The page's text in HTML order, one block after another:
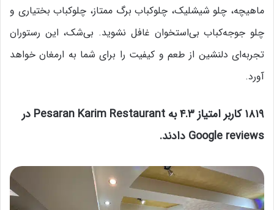
ماهیچه، چلو شیشلیک، چلوکباب برگ ممتاز، چلوکباب بختیاری و
چلو جوجه‌کباب بی‌استخوان غافل نشوید. بی‌شک، این رستوران
تجربه‌ای دلنشین از طعم و کیفیت را برای شما به ارمغان خواهد
آورد.
۱۸۱۹ کاربر امتیاز ۴.۳ به Pesaran Karim Restaurant در
Google reviews دادند.